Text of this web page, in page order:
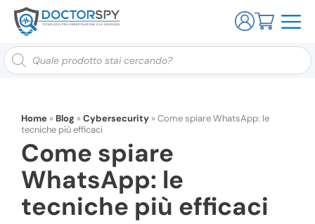
Ricerca
prodotti
Home » Blog » Cybersecurity » Come spiare WhatsApp: le
tecniche più efficaci
Come spiare
WhatsApp: le
tecniche più efficaci